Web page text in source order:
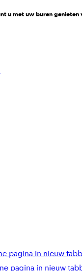
u met uw buren
pagina in nieuw
pagina in nieuw